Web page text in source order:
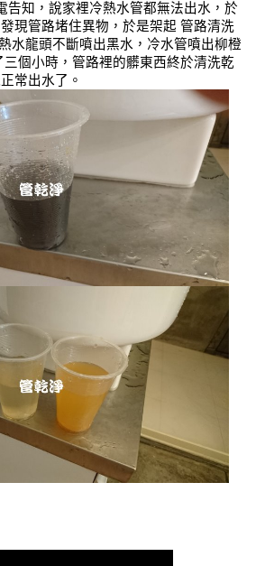
告知，說家裡冷熱水管都無法出水，於
現管路堵住異物，於是架起 管路清洗
水龍頭不斷噴出黑水，冷水管噴出柳橙
個小時，管路裡的髒東西終於清洗乾
常出水了。